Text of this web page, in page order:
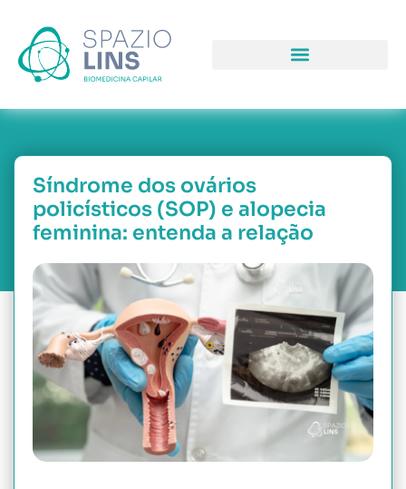
Síndrome dos ovários
policísticos (SOP) e alopecia
feminina: entenda a relação